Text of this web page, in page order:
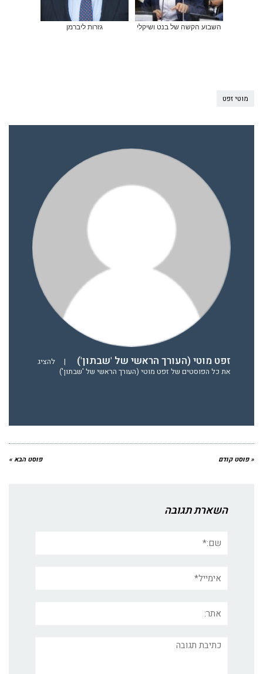
השבוע הקשה של בנט ושיקלי גזרות ליברמן
מוטי זפט
זפט מוטי (העורך הראשי של 'שבתון') |
להציג
את כל הפוסטים של זפט מוטי (העורך הראשי של 'שבתון')
« פוסט קודם פוסט הבא »
השארת תגובה
תגובה